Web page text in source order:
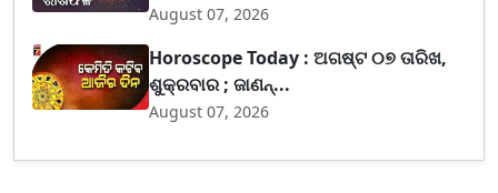
August 07, 2026
Horoscope Today : ଅଗଷ୍ଟ ୦୭ ତାରିଖ,
ଶୁକ୍ରବାର ; ଜାଣନ୍...
August 07, 2026